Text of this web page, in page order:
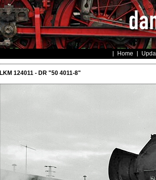
Home
LKM 124011 - DR "50 4011-8"